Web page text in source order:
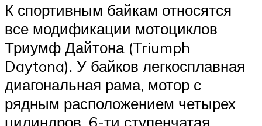
К спортивным байкам относятся
все модификации мотоциклов
Триумф Дайтона (Triumph
Daytona). У байков легкосплавная
диагональная рама, мотор с
рядным расположением четырех
цилиндров, 6-ти ступенчатая